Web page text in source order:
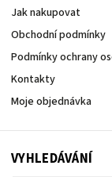
Jak nakupovat
Obchodní podmínky
Podmínky ochrany
Kontakty
Moje objednávka
VYHLEDÁVÁNÍ